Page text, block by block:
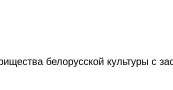
белорусской культуры с